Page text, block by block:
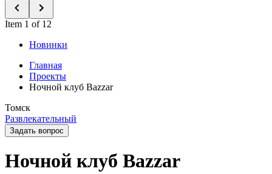
Item 1 of 12
Новинки
Главная
Проекты
Ночной клуб Bazzar
Томск
Развлекательный
Задать вопрос
Ночной клуб Bazzar